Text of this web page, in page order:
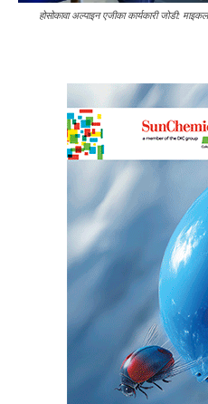
होसोकावा अल्पाइन एजीका कार्यकारी जोडी: